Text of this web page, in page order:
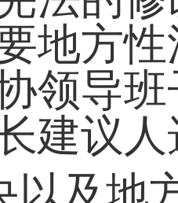
协商
会、
法的
地方